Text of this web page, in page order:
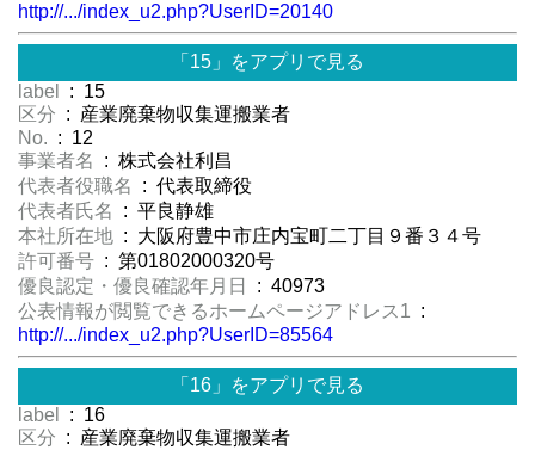
http://.../index_u2.php?UserID=20140
「15」をアプリで見る
label
: 15
区分 : 産業廃棄物収集運搬業者
No. : 12
事業者名
: 株式会社利昌
代表者役職名
: 代表取締役
代表者氏名
: 平良静雄
本社所在地 : 大阪府豊中市庄内宝町二丁目９番３４号
許可番号 : 第01802000320号
優良認定・優良確認年月日
: 40973
公表情報が閲覧できるホームページアドレス1 :
http://.../index_u2.php?UserID=85564
「16」をアプリで見る
label
: 16
区分 : 産業廃棄物収集運搬業者